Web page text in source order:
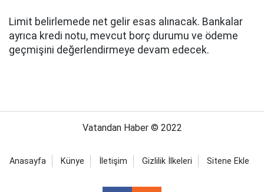
Limit belirlemede net gelir esas alınacak. Bankalar
ayrıca kredi notu, mevcut borç durumu ve ödeme
geçmişini değerlendirmeye devam edecek.
Vatandan Haber © 2022
Anasayfa Künye İletişim Gizlilik İlkeleri Sitene Ekle